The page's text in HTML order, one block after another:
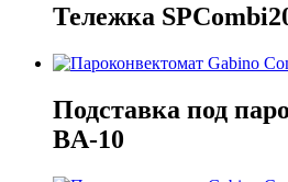
Тележка
Подставка под
BA-10